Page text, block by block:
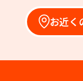
お近く